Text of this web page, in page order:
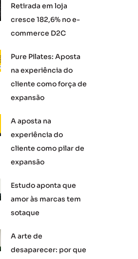
Retirada em loja
cresce 182,6% no e-
commerce D2C
Pure Pilates: Aposta
na experiência do
cliente como força de
expansão
A aposta na
experiência do
cliente como pilar de
expansão
Estudo aponta que
amor às marcas tem
sotaque
A arte de
desaparecer: por que